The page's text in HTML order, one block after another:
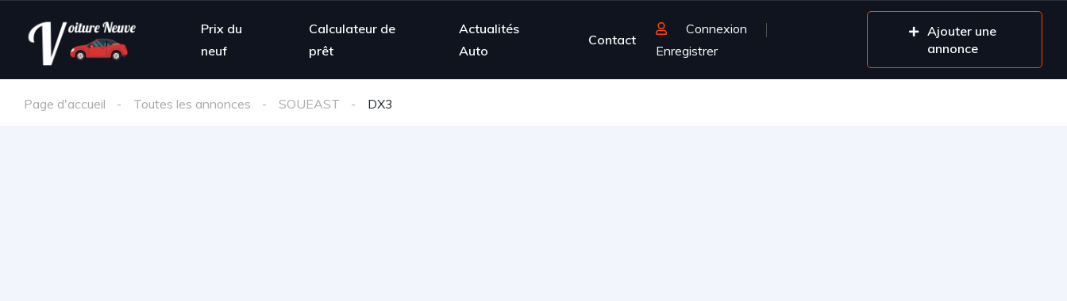
Prix du
neuf
Calculateur de
prêt
Actualités
Auto
Contact
Connexion
Enregistrer
Ajouter une
annonce
Page d'accueil Toutes les annonces SOUEAST DX3